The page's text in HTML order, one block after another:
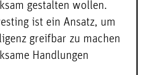
gestalten wollen.
ist ein Ansatz, um
greifbar zu machen
Handlungen